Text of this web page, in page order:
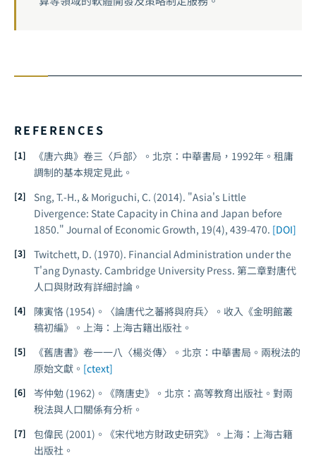
REFERENCES
《唐六典》卷三〈戶部〉。北京：中華書局，1992年。租庸
調制的基本規定見此。
Sng, T.-H., & Moriguchi, C. (2014). "Asia's Little
Divergence: State Capacity in China and Japan before
1850." Journal of Economic Growth, 19(4), 439-470. [DOI]
Twitchett, D. (1970). Financial Administration under the
T'ang Dynasty. Cambridge University Press. 第二章對唐代
人口與財政有詳細討論。
陳寅恪 (1954)。〈論唐代之蕃將與府兵〉。收入《金明館叢
稿初編》。上海：上海古籍出版社。
《舊唐書》卷一一八〈楊炎傳〉。北京：中華書局。兩稅法的
原始文獻。 [ctext]
岑仲勉 (1962)。《隋唐史》。北京：高等教育出版社。對兩
稅法與人口關係有分析。
包偉民 (2001)。《宋代地方財政史研究》。上海：上海古籍
出版社。